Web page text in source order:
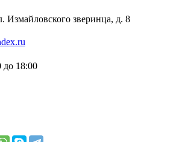
Измайловского зверинца, д. 8
до 18:00